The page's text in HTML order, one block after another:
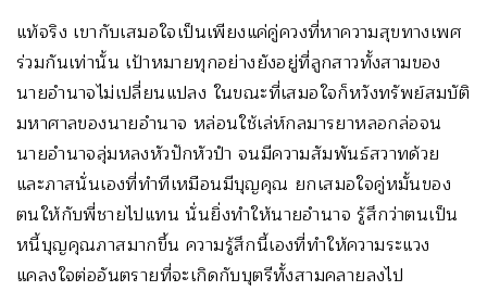
แท้จริง เขากับเสมอใจเป็นเพียงแค่คู่ควงที่หาความสุขทางเพศ
ร่วมกันเท่านั้น เป้าหมายทุกอย่างยังอยู่ที่ลูกสาวทั้งสามของ
นายอำนาจไม่เปลี่ยนแปลง ในขณะที่เสมอใจก็หวังทรัพย์สมบัติ
มหาศาลของนายอำนาจ หล่อนใช้เล่ห์กลมารยาหลอกล่อจน
นายอำนาจลุ่มหลงหัวปักหัวปำ จนมีความสัมพันธ์สวาทด้วย
และภาสนั่นเองที่ทำทีเหมือนมีบุญคุณ ยกเสมอใจคู่หมั้นของ
ตนให้กับพี่ชายไปแทน นั่นยิ่งทำให้นายอำนาจ รู้สึกว่าตนเป็น
หนี้บุญคุณภาสมากขึ้น ความรู้สึกนี้เองที่ทำให้ความระแวง
แคลงใจต่ออันตรายที่จะเกิดกับบุตรีทั้งสามคลายลงไป